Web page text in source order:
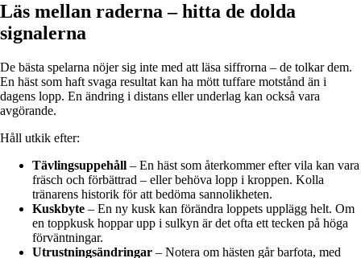
Läs mellan raderna – hitta de dolda
signalerna
De bästa spelarna nöjer sig inte med att läsa siffrorna – de tolkar dem.
En häst som haft svaga resultat kan ha mött tuffare motstånd än i
dagens lopp. En ändring i distans eller underlag kan också vara
avgörande.
Håll utkik efter:
Tävlingsuppehåll – En häst som återkommer efter vila kan vara
fräsch och förbättrad – eller behöva lopp i kroppen. Kolla
tränarens historik för att bedöma sannolikheten.
Kuskbyte – En ny kusk kan förändra loppets upplägg helt. Om
en toppkusk hoppar upp i sulkyn är det ofta ett tecken på höga
förväntningar.
Utrustningsändringar – Notera om hästen går barfota, med